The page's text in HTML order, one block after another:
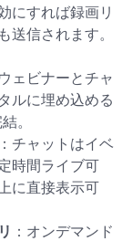
にすれば録画リ
送信されます。
ェビナーとチャ
ルに埋め込める
。
：チャットはイベ
時間ライブ可
に直接表示可
：オンデマンド